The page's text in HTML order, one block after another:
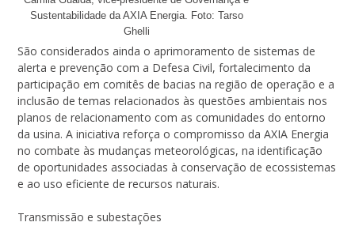
Sustentabilidade da AXIA Energia. Foto: Tarso
Ghelli
São considerados ainda o aprimoramento de sistemas de
alerta e prevenção com a Defesa Civil, fortalecimento da
participação em comitês de bacias na região de operação e a
inclusão de temas relacionados às questões ambientais nos
planos de relacionamento com as comunidades do entorno
da usina. A iniciativa reforça o compromisso da AXIA Energia
no combate às mudanças meteorológicas, na identificação
de oportunidades associadas à conservação de ecossistemas
e ao uso eficiente de recursos naturais.
Transmissão e subestações